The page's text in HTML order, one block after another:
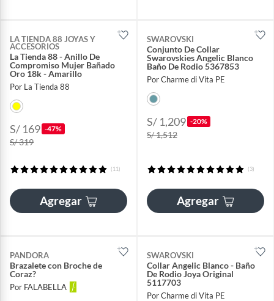
LA TIENDA 88 JOYAS Y
ACCESORIOS
La Tienda 88 - Anillo De
Compromiso Mujer Bañado
Oro 18k - Amarillo
Por La Tienda 88
S/ 169 -47%
S/ 319
(11)
Agregar
SWAROVSKI
Conjunto De Collar
Swarovskies Angelic Blanco
Baño De Rodio 5367853
Por Charme di Vita PE
S/ 1,209 -20%
S/ 1,512
(3)
Agregar
PANDORA
Brazalete con Broche de
Coraz?
Por FALABELLA
SWAROVSKI
Collar Angelic Blanco - Baño
De Rodio Joya Original
5117703
Por Charme di Vita PE